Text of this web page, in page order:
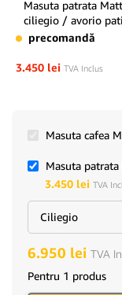
Masuta patrata
ciliegio / avorio
precomandă
3.450 lei TVA Inclus
Masuta cafea
Masuta
3.450 lei TVA
6.950 lei TVA
Pentru 1 produs